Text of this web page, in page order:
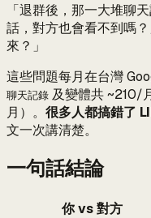
「退群後，那一大堆聊
話，對方也會看不到嗎
來？」
這些問題每月在台灣
聊天記錄 及變體共 ~210/
月）。 很多人都搞錯了
文一次講清楚。
一句話結論
你 vs 對方